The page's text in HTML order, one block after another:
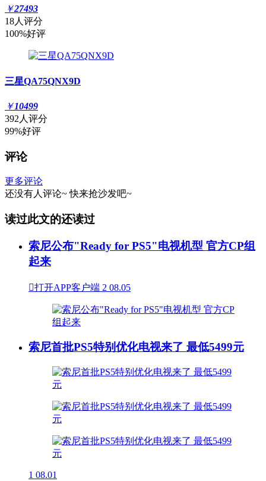
￥27493
18人评分
100%好评
三星QA75QNX9D
￥10499
392人评分
99%好评
评论
更多评论
还没有人评论~ 快来抢沙发吧~
读过此文的还读过
索尼公布"Ready for PS5"电视机型 官方CP组
起来
打开APP客户端 2 08.05
索尼首批PS5特别优化电视来了 最低5499元
1 08.01